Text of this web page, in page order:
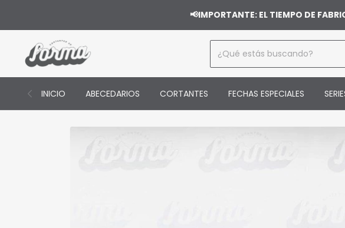
📢IMPORTANTE: EL TIEMPO DE
INICIO ABECEDARIOS CORTANTES FECHAS ESPECIALES